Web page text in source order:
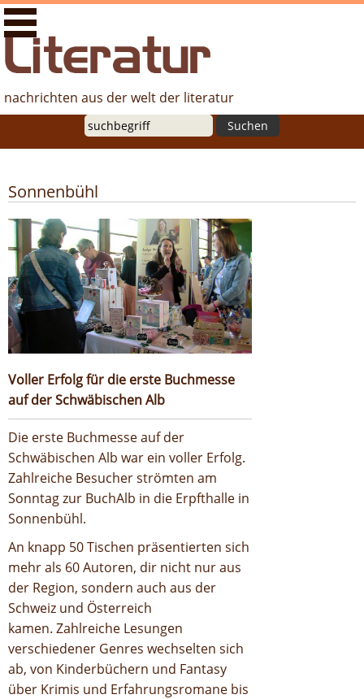
literaturfernsehen.de - Nachrichten aus der Welt der
Literatur
nachrichten aus der welt der literatur
Sonnenbühl
Voller Erfolg für die erste Buchmesse
auf der Schwäbischen Alb
Voller Erfolg für die erste Buchmesse
auf der Schwäbischen Alb
Die erste Buchmesse auf der
Schwäbischen Alb war ein voller Erfolg.
Zahlreiche Besucher strömten am
Sonntag zur BuchAlb in die Erpfthalle in
Sonnenbühl.
An knapp 50 Tischen präsentierten sich
mehr als 60 Autoren, dir nicht nur aus
der Region, sondern auch aus der
Schweiz und Österreich
kamen. Zahlreiche Lesungen
verschiedener Genres wechselten sich
ab, von Kinderbüchern und Fantasy
über Krimis und Erfahrungsromane bis